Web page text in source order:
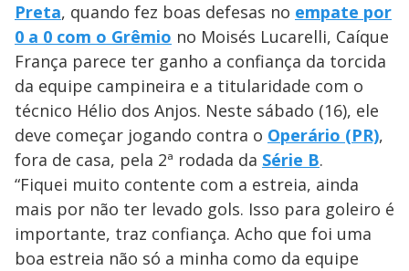
Preta, quando fez boas defesas no empate por
0 a 0 com o Grêmio no Moisés Lucarelli, Caíque
França parece ter ganho a confiança da torcida
da equipe campineira e a titularidade com o
técnico Hélio dos Anjos. Neste sábado (16), ele
deve começar jogando contra o Operário (PR),
fora de casa, pela 2ª rodada da Série B.
“Fiquei muito contente com a estreia, ainda
mais por não ter levado gols. Isso para goleiro é
importante, traz confiança. Acho que foi uma
boa estreia não só a minha como da equipe